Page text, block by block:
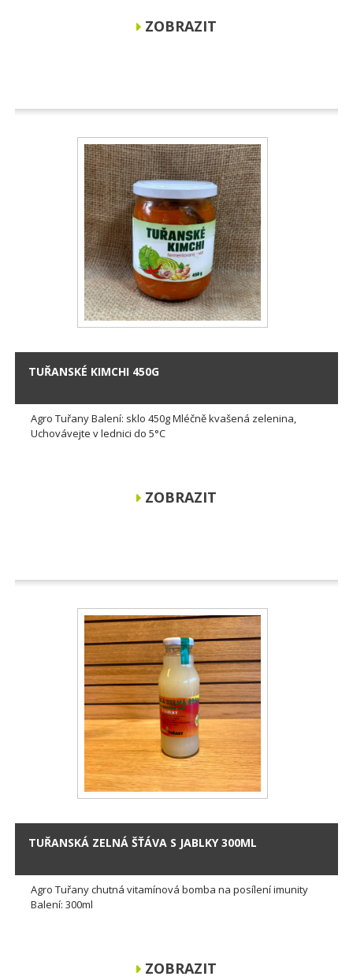
ZOBRAZIT
TUŘANSKÉ KIMCHI 450G
Agro Tuřany Balení: sklo 450g Mléčně kvašená zelenina,
Uchovávejte v lednici do 5°C
ZOBRAZIT
TUŘANSKÁ ZELNÁ ŠŤÁVA S JABLKY 300ML
Agro Tuřany chutná vitamínová bomba na posílení imunity
Balení: 300ml
ZOBRAZIT